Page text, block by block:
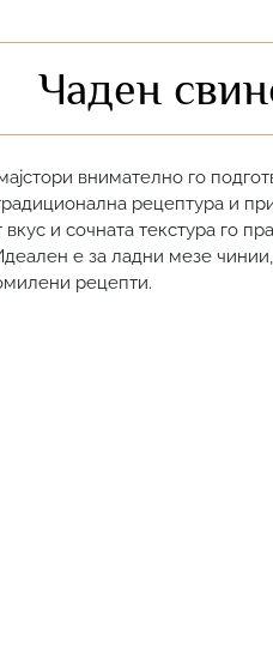
Чаден
внимателно го
рецептура и
вкус и сочната текстура го
е за ладни мезе
рецепти.